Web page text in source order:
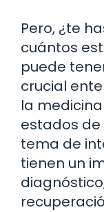
Pero, ¿te
cuántos
puede
crucial
la
estados de
tema de
tienen un